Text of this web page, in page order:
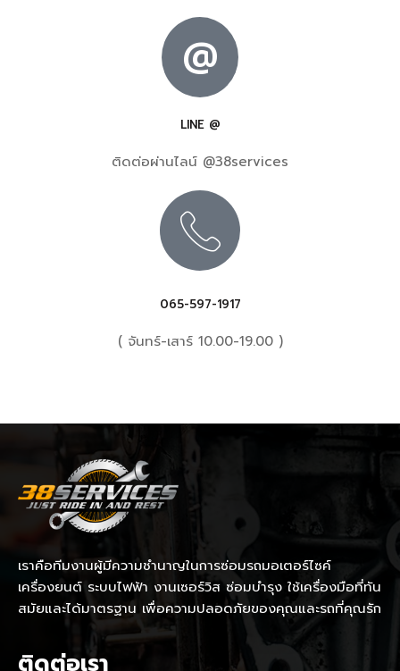
@
LINE @
ติดต่อผ่านไลน์ @38services
065-597-1917
( จันทร์-เสาร์ 10.00-19.00 )
เราคือทีมงานผู้มีความชำนาญในการซ่อมรถมอเตอร์ไซค์
เครื่องยนต์ ระบบไฟฟ้า งานเซอร์วิส ซ่อมบำรุง ใช้เครื่องมือที่ทัน
สมัยและได้มาตรฐาน เพื่อความปลอดภัยของคุณและรถที่คุณรัก
ติดต่อเรา